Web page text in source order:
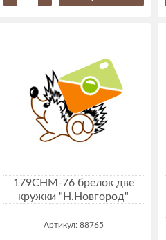
179CHM-76 брелок две
кружки "Н.Новгород"
Артикул: 88765